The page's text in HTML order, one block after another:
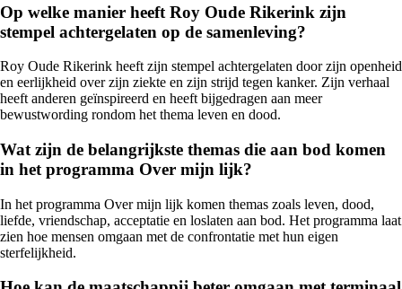
Op welke manier heeft Roy Oude Rikerink zijn
stempel achtergelaten op de samenleving?
Roy Oude Rikerink heeft zijn stempel achtergelaten door zijn openheid
en eerlijkheid over zijn ziekte en zijn strijd tegen kanker. Zijn verhaal
heeft anderen geïnspireerd en heeft bijgedragen aan meer
bewustwording rondom het thema leven en dood.
Wat zijn de belangrijkste themas die aan bod komen
in het programma Over mijn lijk?
In het programma Over mijn lijk komen themas zoals leven, dood,
liefde, vriendschap, acceptatie en loslaten aan bod. Het programma laat
zien hoe mensen omgaan met de confrontatie met hun eigen
sterfelijkheid.